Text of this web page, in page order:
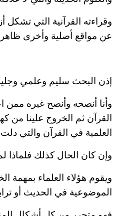
وقراءته القرآنية التي
عن مواقع أصلية وأخرى
إذن البحث سليم وعلمي
وأنا أنصحه وأنصح غيره ممن
القرآن ثم الخروج علينا من
العلمية في القرآن والتي دلت
وإن كان الحال كذلك فلماذا
ويقوم هؤلاء العلماء بمهمة
الموضوعية في الحديث أو